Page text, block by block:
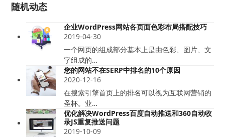
随机动态
企业WordPress网站各页面色彩布局搭配技巧
2019-04-30
一个网页的组成部分基本上是由色彩、图片、文
字组成的…
您的网站不在SERP中排名的10个原因
2020-12-16
在搜索引擎首页上的排名可以视为互联网营销的
圣杯。业…
优化解决WordPress百度自动推送和360自动收
录JS重复推送问题
2019-10-09